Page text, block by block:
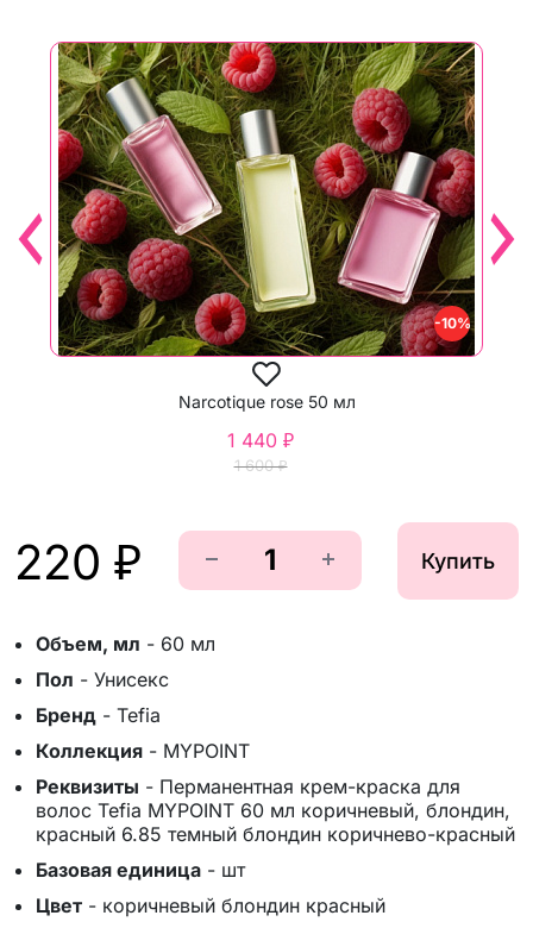
-10%
Narcotique rose 50 мл
1 600 ₽
1 440 ₽
220 ₽ Купить
Объем, мл - 60 мл
Пол - Унисекс
Бренд - Tefia
Коллекция - MYPOINT
Реквизиты - Перманентная крем-краска для
волос Tefia MYPOINT 60 мл коричневый, блондин,
красный 6.85 темный блондин коричнево-красный
Базовая единица - шт
Цвет - коричневый блондин красный